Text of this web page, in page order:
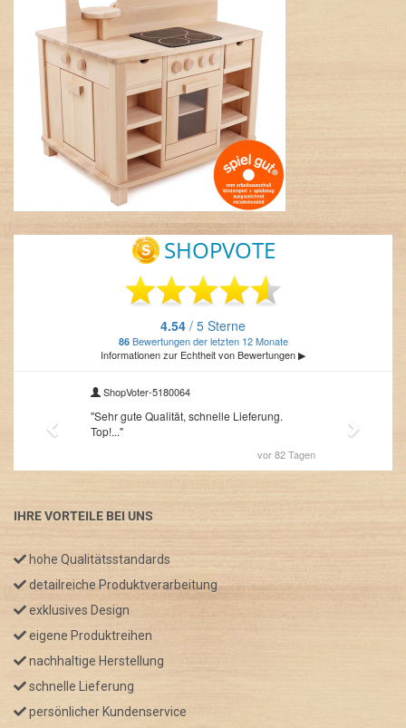
IHRE VORTEILE BEI UNS
hohe Qualitätsstandards
detailreiche Produktverarbeitung
exklusives Design
eigene Produktreihen
nachhaltige Herstellung
schnelle Lieferung
persönlicher Kundenservice